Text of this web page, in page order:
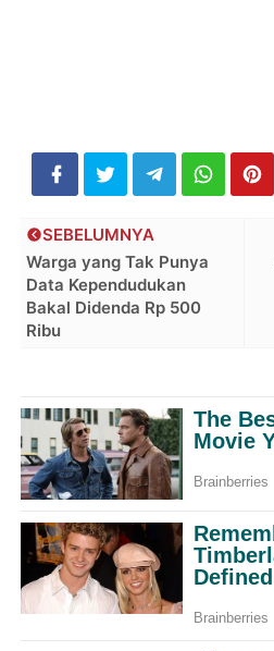
SEBELUMNYA
Warga yang Tak Punya
Data Kependudukan
Bakal Didenda Rp 500
Ribu